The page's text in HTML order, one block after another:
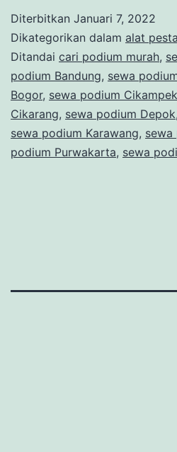
Mewah
Acara
Peresmian
Diterbitkan Januari 7, 2022
Dikategorikan dalam alat pesta
Ditandai cari podium murah,
podium Bandung, sewa
Bogor, sewa podium Cikampek
Cikarang, sewa podium Depok,
sewa podium Karawang, sewa
podium Purwakarta, sewa